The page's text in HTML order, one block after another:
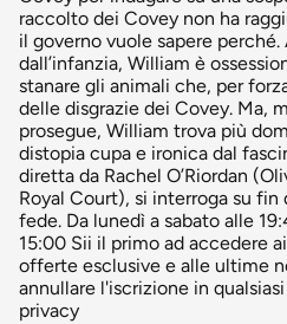
raccolto dei Covey non ha
il governo vuole sapere
dall’infanzia, William è
stanare gli animali che, per
delle disgrazie dei Covey. Ma,
prosegue, William trova più
distopia cupa e ironica dal
diretta da Rachel O’Riordan
Royal Court), si interroga su fin
fede. Da lunedì a sabato alle
15:00 Sii il primo ad accedere
offerte esclusive e alle ultime
annullare l'iscrizione in
privacy